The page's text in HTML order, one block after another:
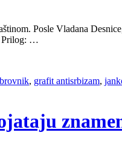
Posle Vladana
Prilog: …
, grafit antisrbizam,